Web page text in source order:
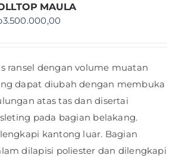
MAULA
3.500.000,00
ransel dengan volume muatan
dapat diubah dengan membuka
atas tas dan disertai
pada bagian belakang.
kantong luar. Bagian
dilapisi poliester dan dilengkapi